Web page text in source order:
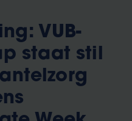
VUB-
staat stil